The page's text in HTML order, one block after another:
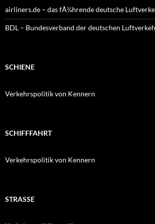
airliners.de – das fÃ¼hrende deutsche
BDL – Bundesverband der deutschen
SCHIENE
Verkehrspolitik von Kennern
SCHIFFFAHRT
Verkehrspolitik von Kennern
STRASSE